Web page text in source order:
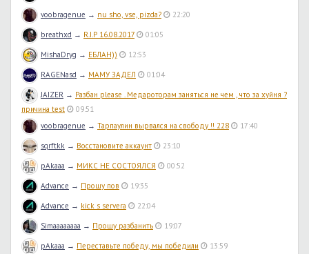
voobragenue → nu sho, vse, pizda? 22:20
breathxd → R.I.P 16.08.2017 01:05
MishaDryg → ЕБЛАН)) 12:53
RAGENasd → МАМУ ЗАДЕЛ 01:04
JAIZER → Разбан please . Медароторам заняться не чем , что за хуйня ?
причина test
09:51
voobragenue → Тарпаулин вырвался на свободу !! 228 17:40
sqrftkk → Восстановите аккаунт 23:10
pAkaaa → МИКС НЕ СОСТОЯЛСЯ 00:52
Advance → Прошу пов 19:35
Advance → kick s servera 22:04
Simaaaaaaaa → Прошу разбанить 19:07
pAkaaa → Переставьте победу, мы победили 13:59